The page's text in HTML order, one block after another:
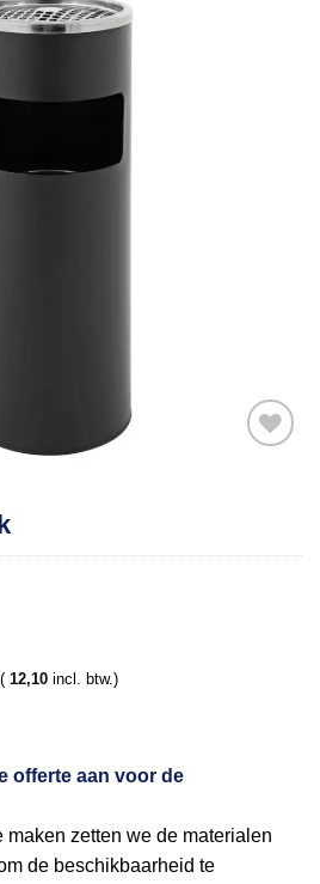
verlanglijst
( 12,10 incl. btw.)
offerte aan voor de
maken zetten we de materialen
de beschikbaarheid te